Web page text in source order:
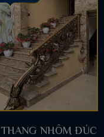
THANG NHÔM ĐÚC